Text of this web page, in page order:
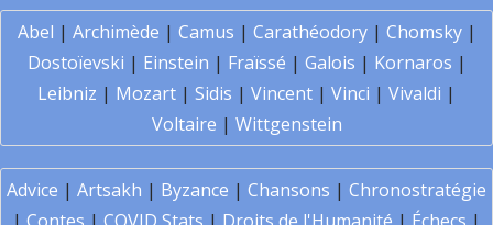
Abel | Archimède | Camus | Carathéodory| Chomsky|
Dostoïevski | Einstein | Fraïssé | Galois | Kornaros |
Leibniz | Mozart | Sidis | Vincent | Vinci | Vivaldi |
Voltaire | Wittgenstein
Advice | Artsakh | Byzance | Chansons | Chronostratégie